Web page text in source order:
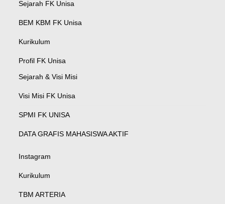
Sejarah FK Unisa
BEM KBM FK Unisa
Kurikulum
Profil FK Unisa
Sejarah & Visi Misi
Visi Misi FK Unisa
SPMI FK UNISA
DATA GRAFIS MAHASISWA AKTIF
Instagram
Kurikulum
TBM ARTERIA